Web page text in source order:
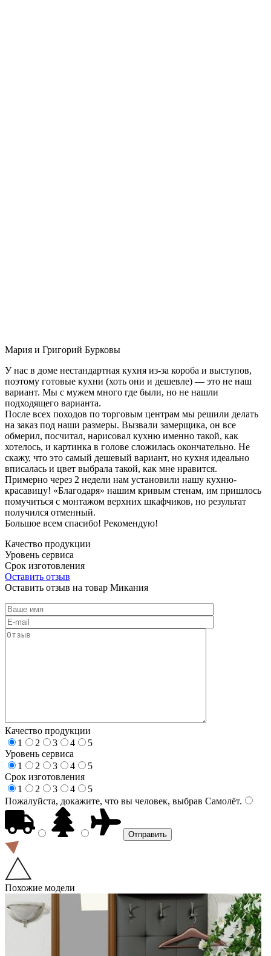
Мария и Григорий Бурковы
У нас в доме нестандартная кухня из-за короба и выступов,
поэтому готовые кухни (хоть они и дешевле) — это не наш
вариант. Мы с мужем много где были, но не нашли
подходящего варианта.
После всех походов по торговым центрам мы решили делать
на заказ под наши размеры. Вызвали замерщика, он все
обмерил, посчитал, нарисовал кухню именно такой, как
хотелось, и картинка в голове сложилась окончательно. Не
скажу, что это самый дешевый вариант, но кухня идеально
вписалась и цвет выбрала такой, как мне нравится.
Примерно через 2 недели нам установили нашу кухню-
красавицу! «Благодаря» нашим кривым стенам, им пришлось
помучиться с монтажом верхних шкафчиков, но результат
получился отменный.
Большое всем спасибо! Рекомендую!
Качество продукции
Уровень сервиса
Срок изготовления
Оставить отзыв
Оставить отзыв на товар Микания
Качество продукции
1
2 3 4
5
Уровень сервиса
1
2 3 4
5
Срок изготовления
1
2 3 4
5
Пожалуйста, докажите, что вы человек, выбрав Самолёт.
Похожие модели